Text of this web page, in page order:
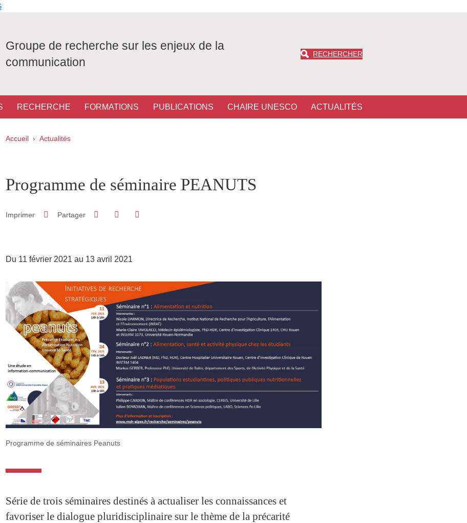
Groupe de recherche sur les enjeux de la
communication
RECHERCHER
RECHERCHE FORMATIONS PUBLICATIONS CHAIRE UNESCO ACTUALITÉS
Fil d'Ariane
Accueil Actualités
Sidebar
Programme de séminaire PEANUTS
Imprimer Partager Partager sur Facebook
Partager sur LinkedIn
Du 11 février 2021 au 13 avril 2021
Programme de séminaires Peanuts
Série de trois séminaires destinés à actualiser les connaissances et
favoriser le dialogue pluridisciplinaire sur le thème de la précarité